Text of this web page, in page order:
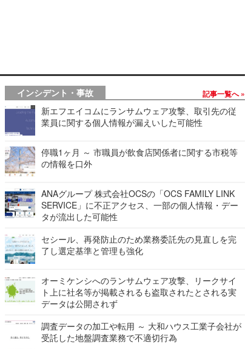
インシデント・事故 記事一覧へ
新エフエイコムにランサムウェア攻撃、取引先の従
業員に関する個人情報が漏えいした可能性
停職1ヶ月 ～ 市職員が飲食店関係者に関する市税等
の情報を口外
ANAグループ 株式会社OCSの「OCS FAMILY LINK
SERVICE」に不正アクセス、一部の個人情報・デー
タが流出した可能性
セシール、再発防止のため業務委託先の見直しを完
了し選定基準と管理も強化
オーミケンシへのランサムウェア攻撃、リークサイ
ト上に社名等が掲載されるも盗取されたとされる実
データは公開されず
調査データの加工や転用 ～ 大和ハウス工業子会社が
受託した地盤調査業務で不適切行為